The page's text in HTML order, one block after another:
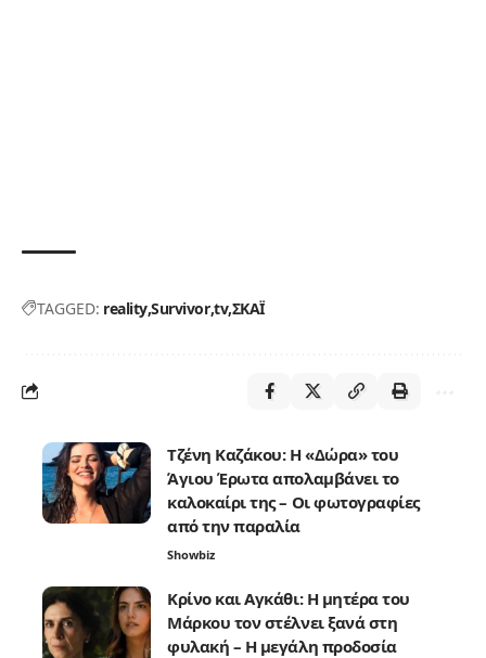
TAGGED: realitySurvivortv ΣΚΑΪ
Τζένη Καζάκου: Η «Δώρα» του
Άγιου Έρωτα απολαμβάνει το
καλοκαίρι της – Οι φωτογραφίες
από την παραλία
Showbiz
Κρίνο και Αγκάθι: Η μητέρα του
Μάρκου τον στέλνει ξανά στη
φυλακή – Η μεγάλη προδοσία